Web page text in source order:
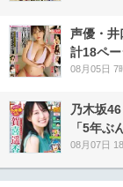
声優・井
計18ペー
08月05日 7
乃木坂
「5年ぶ
08月07日